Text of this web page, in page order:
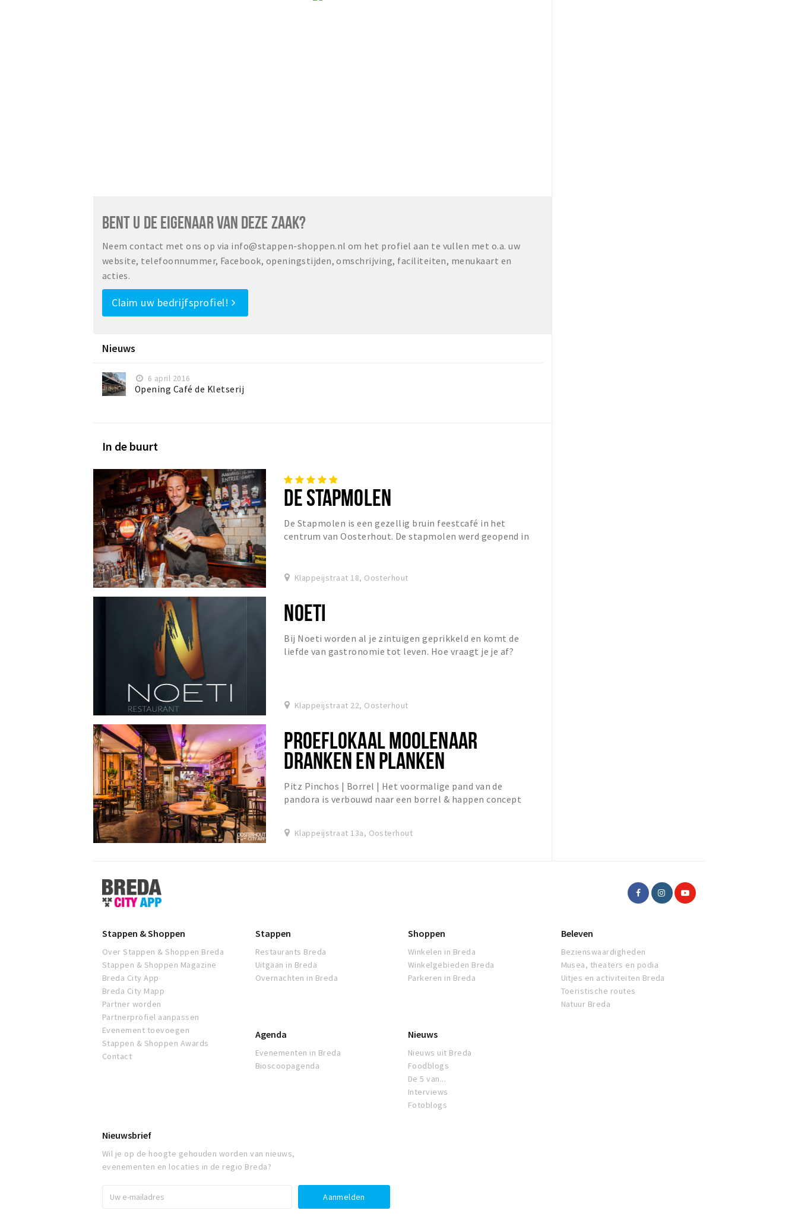
BENT U DE EIGENAAR VAN DEZE ZAAK?
Neem contact met ons op via info@stappen-shoppen.nl om het profiel aan te vullen met o.a. uw
website, telefoonnummer, Facebook, openingstijden, omschrijving, faciliteiten, menukaart en
acties.
Claim uw bedrijfsprofiel!
Nieuws
6 april 2016
Opening Café de Kletserij
In de buurt
DE STAPMOLEN
De Stapmolen is een gezellig bruin feestcafé in het
centrum van Oosterhout. De stapmolen werd geopend in
Klappeijstraat 18, Oosterhout
NOETI
Bij Noeti worden al je zintuigen geprikkeld en komt de
liefde van gastronomie tot leven. Hoe vraagt je je af?
Klappeijstraat 22, Oosterhout
PROEFLOKAAL MOOLENAAR
DRANKEN EN PLANKEN
Pitz Pinchos | Borrel | Het voormalige pand van de
pandora is verbouwd naar een borrel & happen concept
Klappeijstraat 13a, Oosterhout
Stappen
&
Shoppen
Stappen & Shoppen
Over Stappen & Shoppen Breda
Stappen & Shoppen Magazine
Breda City App
Breda City Mapp
Partner worden
Partnerprofiel aanpassen
Evenement toevoegen
Stappen & Shoppen Awards
Contact
Stappen
Restaurants Breda
Uitgaan in Breda
Overnachten in Breda
Shoppen
Winkelen in Breda
Winkelgebieden Breda
Parkeren in Breda
Beleven
Bezienswaardigheden
Musea, theaters en podia
Uitjes en activiteiten Breda
Toeristische routes
Natuur Breda
Agenda
Evenementen in Breda
Bioscoopagenda
Nieuws
Nieuws uit Breda
Foodblogs
De 5 van...
Interviews
Fotoblogs
Nieuwsbrief
Wil je op de hoogte gehouden worden van nieuws,
evenementen en locaties in de regio Breda?